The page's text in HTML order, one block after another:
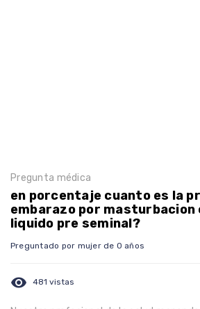
Pregunta médica
en porcentaje cuanto es la
embarazo por masturbacion
liquido pre seminal?
Preguntado por mujer de 0 años
visibility 481 vistas